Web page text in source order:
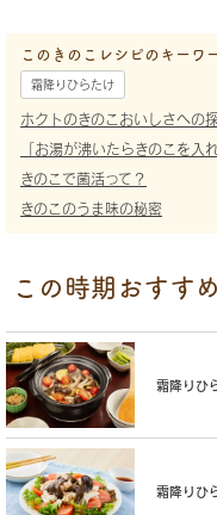
このきのこレシピのキーワ
霜降りひらたけ
ホクトのきのこおいしさへの
「お湯が沸いたらきのこを入
きのこで菌活って？
きのこのうま味の秘密
この時期おすす
霜降りひ
霜降りひ